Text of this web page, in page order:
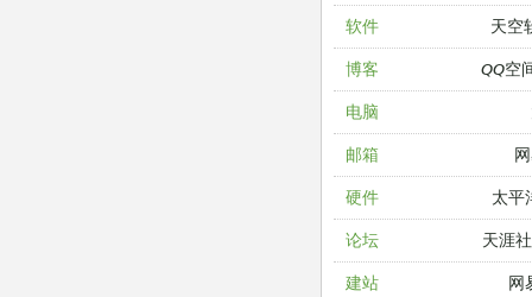
软件 天空
博客 QQ空
电脑
邮箱
硬件 太平
论坛 天涯
建站 网